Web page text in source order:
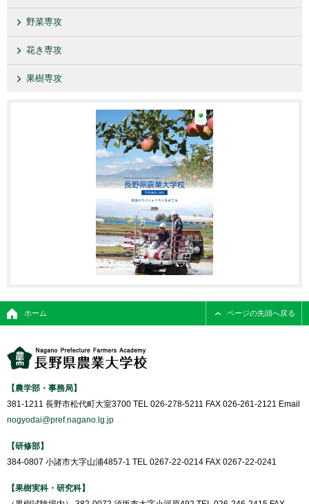
野菜専攻
花き専攻
果樹専攻
ホーム ページの先頭へ戻る
【農学部・事務局】
381-1211 長野市松代町大室3700 TEL 026-278-5211 FAX 026-261-2121 Email
nogyodai@pref.nagano.lg.jp
【研修部】
384-0807 小諸市大字山浦4857-1 TEL 0267-22-0214 FAX 0267-22-0241
【果樹実科・研究科】